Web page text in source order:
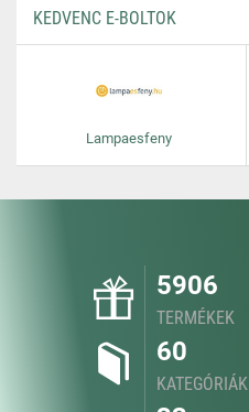
KEDVENC E-BOLTOK
Lampaesfeny
5906
TERMÉKEK
60
KATEGÓRIÁK